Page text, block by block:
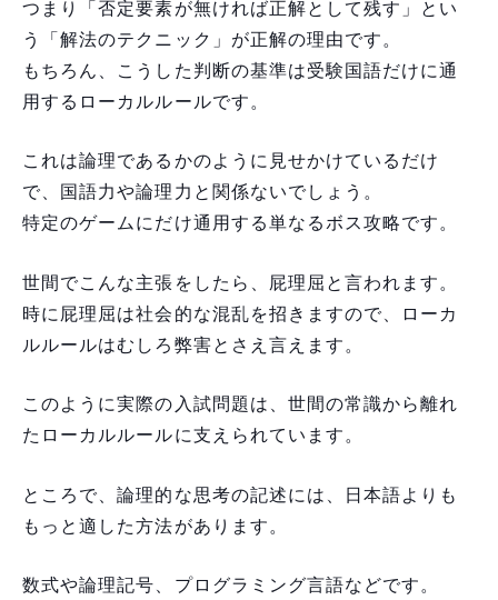
つまり「否定要素が無ければ正解として残す」とい
う「解法のテクニック」が正解の理由です。
もちろん、こうした判断の基準は受験国語だけに通
用するローカルルールです。
これは論理であるかのように見せかけているだけ
で、国語力や論理力と関係ないでしょう。
特定のゲームにだけ通用する単なるボス攻略です。
世間でこんな主張をしたら、屁理屈と言われます。
時に屁理屈は社会的な混乱を招きますので、ローカ
ルルールはむしろ弊害とさえ言えます。
このように実際の入試問題は、世間の常識から離れ
たローカルルールに支えられています。
ところで、論理的な思考の記述には、日本語よりも
もっと適した方法があります。
数式や論理記号、プログラミング言語などです。